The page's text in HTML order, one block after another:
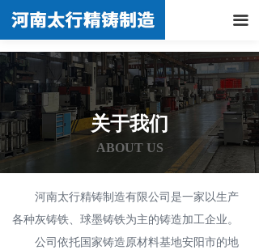
끀
关于我们
ABOUT US
河南太行精铸制造有限公司是一家以生产
各种灰铸铁、球墨铸铁为主的铸造加工企业。
公司依托国家铸造原材料基地安阳市的地